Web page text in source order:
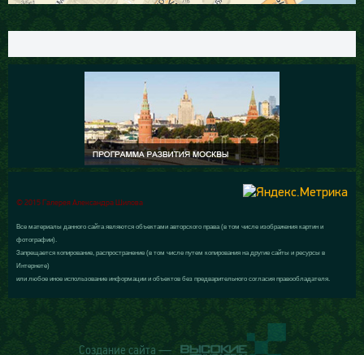
© 2015 Галерея Александра Шилова
Все материалы данного сайта являются объектами авторского права (в том числе изображения картин и
фотографии).
Запрещается копирование, распространение (в том числе путем копирования на другие сайты и ресурсы в
Интернете)
или любое иное использование информации и объектов без предварительного согласия правообладателя.
Создание сайта —